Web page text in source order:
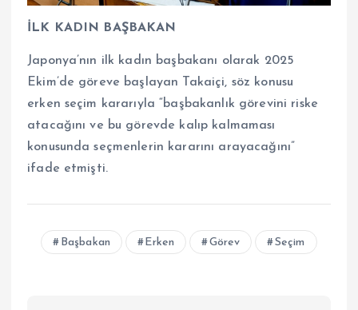
İLK KADIN BAŞBAKAN
Japonya’nın ilk kadın başbakanı olarak 2025
Ekim’de göreve başlayan Takaiçi, söz konusu
erken seçim kararıyla “başbakanlık görevini riske
atacağını ve bu görevde kalıp kalmaması
konusunda seçmenlerin kararını arayacağını”
ifade etmişti.
Başbakan Erken Görev Seçim